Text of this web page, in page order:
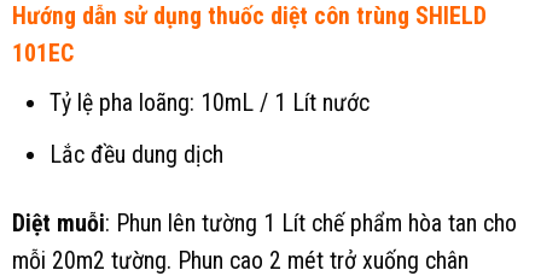
Hướng dẫn sử dụng thuốc diệt côn trùng SHIELD
101EC
Tỷ lệ pha loãng: 10mL / 1 Lít nước
Lắc đều dung dịch
Diệt muỗi: Phun lên tường 1 Lít chế phẩm hòa tan cho
mỗi 20m2 tường. Phun cao 2 mét trở xuống chân